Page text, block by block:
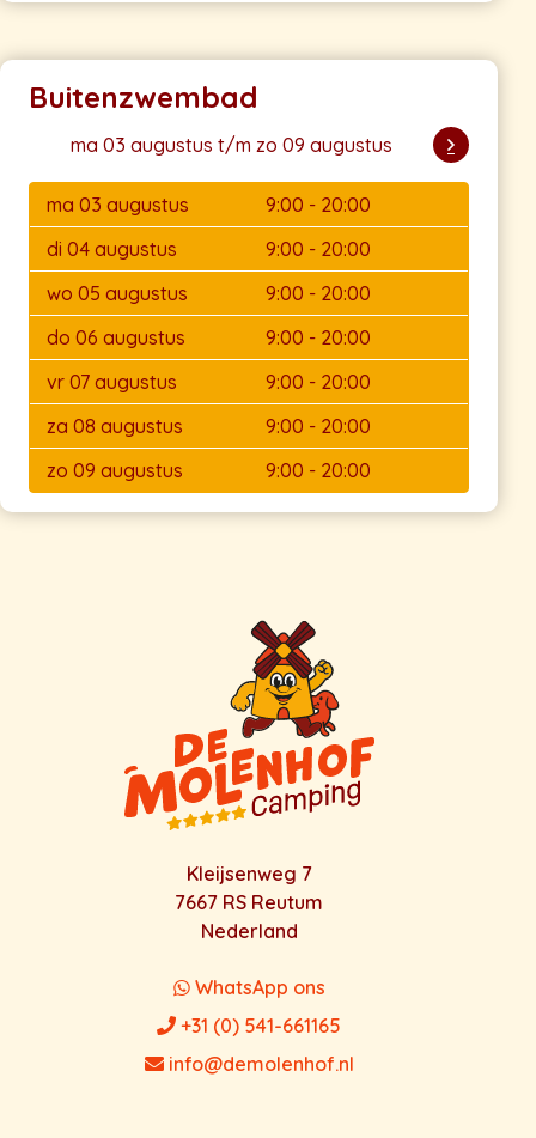
Buitenzwembad
ma 03 augustus t/m zo 09 augustus
ma 03 augustus
9:00 - 20:00
di 04 augustus
9:00 - 20:00
wo 05 augustus
9:00 - 20:00
do 06 augustus
9:00 - 20:00
vr 07 augustus
9:00 - 20:00
za 08 augustus
9:00 - 20:00
zo 09 augustus
9:00 - 20:00
Kleijsenweg 7
7667 RS Reutum
Nederland
WhatsApp ons
+31 (0) 541-661165
info@demolenhof.nl